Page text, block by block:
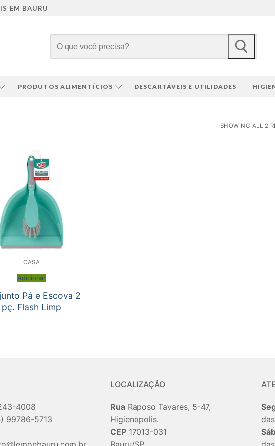
EM BAURU
por:
PRODUTOS ALIMENTÍCIOS DESCARTÁVEIS E UTILIDADES
SHOWING ALL 2
CASA
Adicionar
Pá e Escova 2
pç. Flash Limp
4008
99786-5713
LOCALIZAÇÃO
RuaRaposo Tavares, 5-47,
Higienópolis.
CEP17013-031
Bauru/SP.